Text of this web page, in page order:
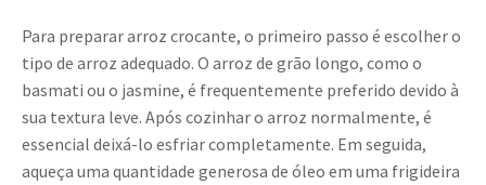
Para preparar arroz crocante, o primeiro passo é escolher o
tipo de arroz adequado. O arroz de grão longo, como o
basmati ou o jasmine, é frequentemente preferido devido à
sua textura leve. Após cozinhar o arroz normalmente, é
essencial deixá-lo esfriar completamente. Em seguida,
aqueça uma quantidade generosa de óleo em uma frigideira